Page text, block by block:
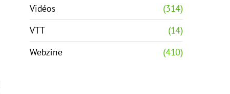
Vidéos
(314)
VTT
(14)
Webzine
(410)